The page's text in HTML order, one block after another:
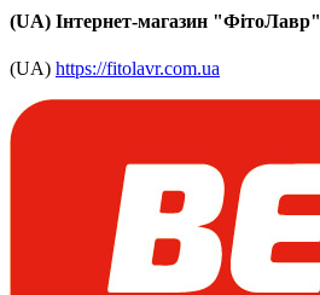
(UA) Інтернет-магазин "ФітоЛавр"
(UA) https://fitolavr.com.ua